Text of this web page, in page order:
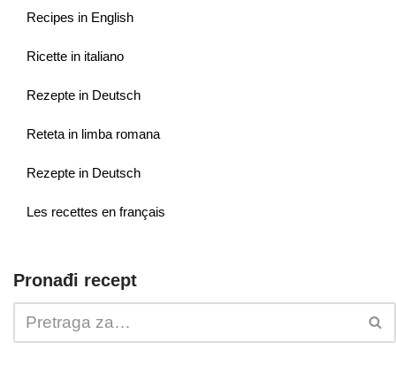
Recipes in English
Ricette in italiano
Rezepte in Deutsch
Reteta in limba romana
Rezepte in Deutsch
Les recettes en français
Pronađi recept